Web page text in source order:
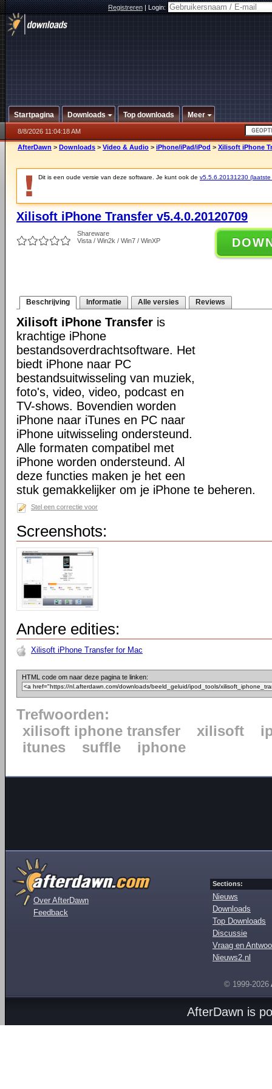
Registreren|Login:
Startpagina Downloads Top downloads Meer
8/8/2026 11:04:18 AM
AfterDawn > Downloads > Video & Audio > iPhone/iPad/iPod > Xilisoft iPhone
Dit is een oude versie van deze software. Je kunt ook de v5.5.6.20131230 (laatste
Xilisoft iPhone Transfer v5.4.0.20120709
Shareware
Vista / Win2k / Win7 / WinXP
Beschrijving Informatie Alle versies Reviews
Xilisoft iPhone Transfer is
krachtige iPhone
bestandsoverdrachtsoftware. Het
biedt iPhone naar PC
bestandsuitwisseling van muziek,
foto's, video, video, podcast en
TV-shows. Bovendien worden
iPhone naar iTunes en PC naar
iPhone uitwisseling ondersteund.
Alle formaten compatibel met
iPhone worden ondersteund. Al
deze functies maken je het een
stuk gemakkelijker om je iPhone te beheren.
Stel een correctie voor
Screenshots:
Andere edities:
Xilisoft iPhone Transfer for Mac
HTML code om naar deze pagina te linken:
Trefwoorden:
xilisoft iphone transfer
xilisoft
itunes
suffle iphone
Over AfterDawn
Feedback
Sections:
Nieuws
Downloads
Top Downloads
Discussie
Vraag en
Nieuws2.nl
© 1999-2026
AfterDawn is